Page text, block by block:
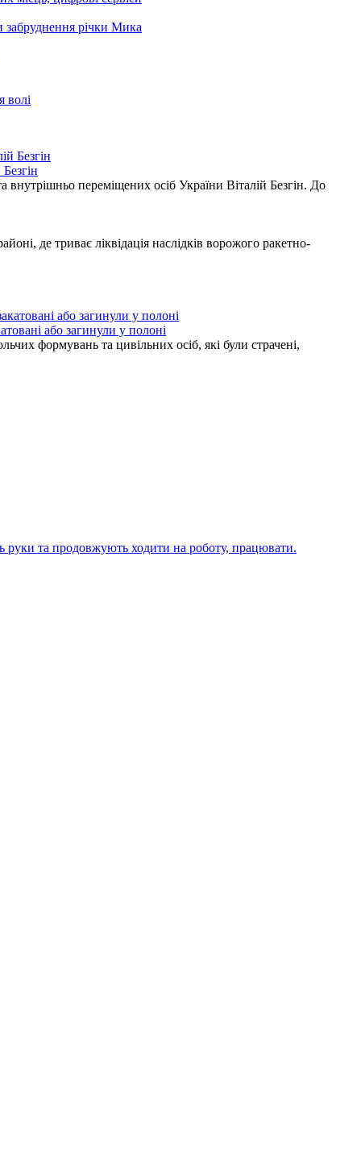
забруднення річки Мика
волі
переміщених осіб України Віталій Безгін. До
де триває ліквідація наслідків ворожого ракетно-
або загинули у полоні
формувань та цивільних осіб, які були страчені,
руки та продовжують ходити на роботу, працювати.